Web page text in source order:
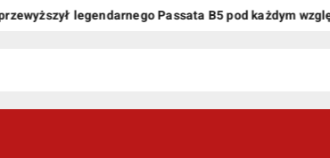
legendarnego Passata B5 pod każdym względem